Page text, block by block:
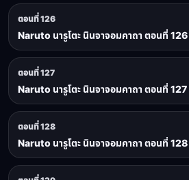
ตอนที่ 126
Naruto นารูโตะ นินจาจอมคาถา ตอนที่ 126
ตอนที่ 127
Naruto นารูโตะ นินจาจอมคาถา ตอนที่ 127
ตอนที่ 128
Naruto นารูโตะ นินจาจอมคาถา ตอนที่ 128